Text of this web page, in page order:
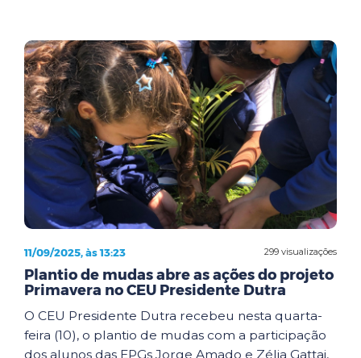
299 visualizações
11/09/2025, às 13:23
Plantio de mudas abre as ações do projeto
Primavera no CEU Presidente Dutra
O CEU Presidente Dutra recebeu nesta quarta-
feira (10), o plantio de mudas com a participação
dos alunos das EPGs Jorge Amado e Zélia Gattai,